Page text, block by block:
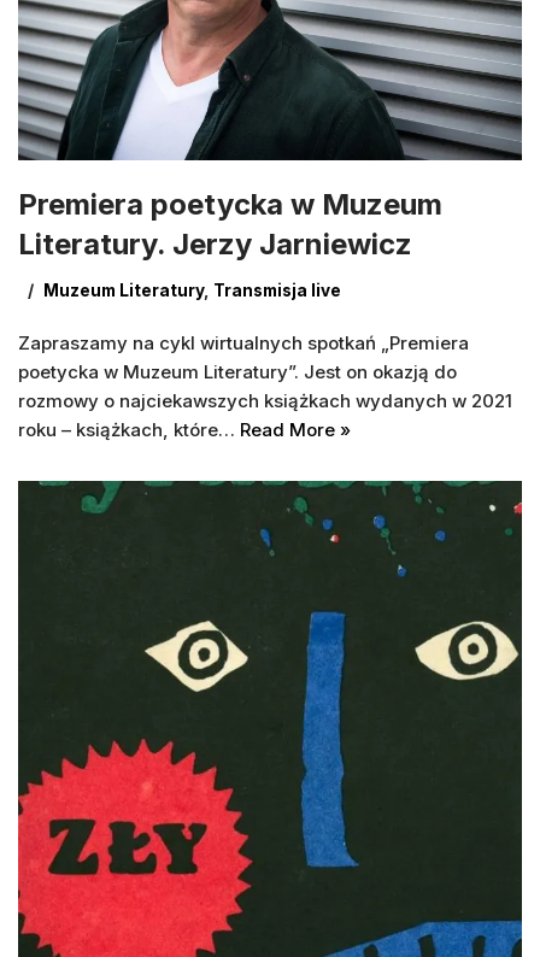
Premiera poetycka w Muzeum
Literatury. Jerzy Jarniewicz
Muzeum Literatury, Transmisja live
Zapraszamy na cykl wirtualnych spotkań „Premiera
poetycka w Muzeum Literatury”. Jest on okazją do
rozmowy o najciekawszych książkach wydanych w 2021
roku – książkach, które… Read More »